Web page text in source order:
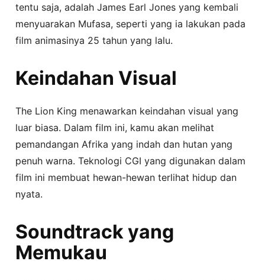
tentu saja, adalah James Earl Jones yang kembali
menyuarakan Mufasa, seperti yang ia lakukan pada
film animasinya 25 tahun yang lalu.
Keindahan Visual
The Lion King menawarkan keindahan visual yang
luar biasa. Dalam film ini, kamu akan melihat
pemandangan Afrika yang indah dan hutan yang
penuh warna. Teknologi CGI yang digunakan dalam
film ini membuat hewan-hewan terlihat hidup dan
nyata.
Soundtrack yang
Memukau